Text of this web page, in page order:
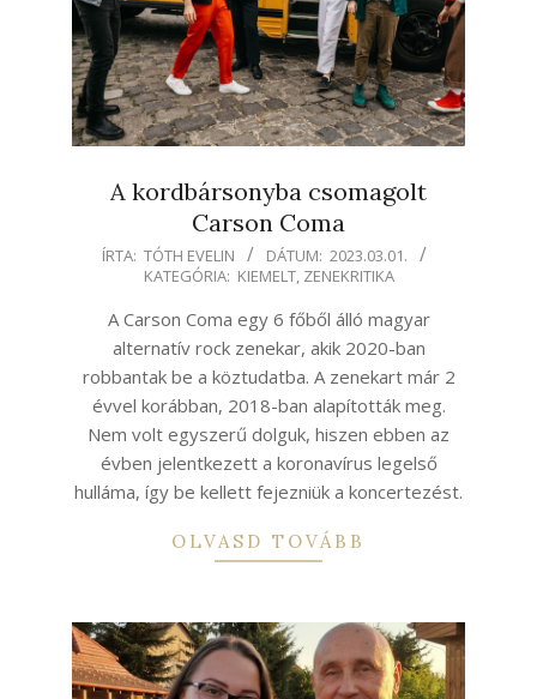
A kordbársonyba csomagolt
Carson Coma
2023-ÍRTA: TÓTH EVELIN DÁTUM: 2023.03.01.
KATEGÓRIA: KIEMELT, ZENEKRITIKA
A Carson Coma egy 6 főből álló magyar
alternatív rock zenekar, akik 2020-ban
robbantak be a köztudatba. A zenekart már 2
évvel korábban, 2018-ban alapították meg.
Nem volt egyszerű dolguk, hiszen ebben az
évben jelentkezett a koronavírus legelső
hulláma, így be kellett fejezniük a koncertezést.
OLVASD TOVÁBB